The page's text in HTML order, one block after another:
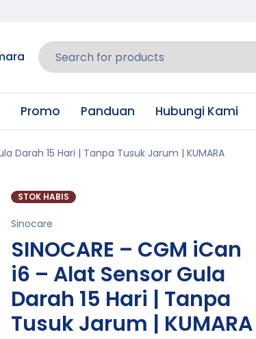
Promo Panduan Hubungi Kami
Darah 15 Hari | Tanpa Tusuk Jarum | KUMARA
STOK HABIS
Sinocare
SINOCARE – CGM iCan
i6 – Alat Sensor Gula
Darah 15 Hari | Tanpa
Tusuk Jarum | KUMARA